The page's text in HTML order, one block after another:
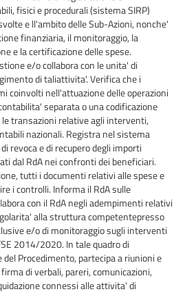
fisici e procedurali (sistema SIRP)
e ll'ambito delle Sub-Azioni, nonche'
finanziaria, il monitoraggio, la
e la certificazione delle spese.
e/o collabora con le unita' di
di taliattivita'. Verifica che i
coinvolti nell'attuazione delle operazioni
separata o una codificazione
transazioni relative agli interventi,
nazionali. Registra nel sistema
revoca e di recupero degli importi
dal RdA nei confronti dei beneficiari.
tutti i documenti relativi alle spese e
i controlli. Informa il RdA sulle
con il RdA negli adempimenti relativi
alla struttura competentepresso
e/o di monitoraggio sugli interventi
2014/2020. In tale quadro di
Procedimento, partecipa a riunioni e
di verbali, pareri, comunicazioni,
connessi alle attivita' di